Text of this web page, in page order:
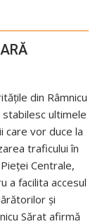
din Râmnicu
stabilesc ultimele
care vor duce la
traficului în
Centrale,
a facilita accesul
și
Sărat afirmă